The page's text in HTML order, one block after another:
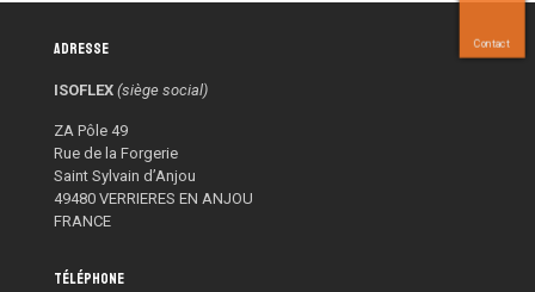
Adresse
ISOFLEX (siège social)
ZA Pôle 49
Rue de la Forgerie
Saint Sylvain d’Anjou
49480 VERRIERES EN ANJOU
FRANCE
Téléphone
Contact